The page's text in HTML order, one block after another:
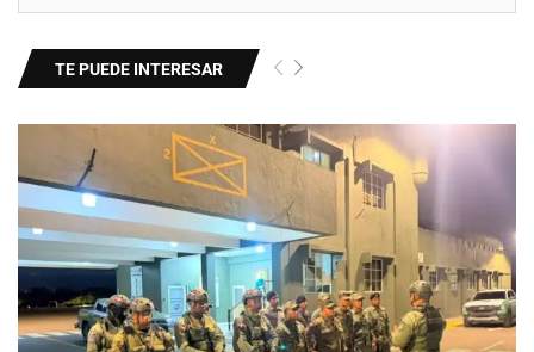
TE PUEDE INTERESAR